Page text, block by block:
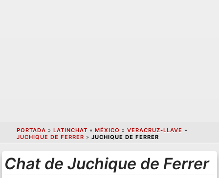
PORTADA » LATINCHAT » MÉXICO » VERACRUZ-LLAVE »
JUCHIQUE DE FERRER » JUCHIQUE DE FERRER
Chat de Juchique de Ferrer